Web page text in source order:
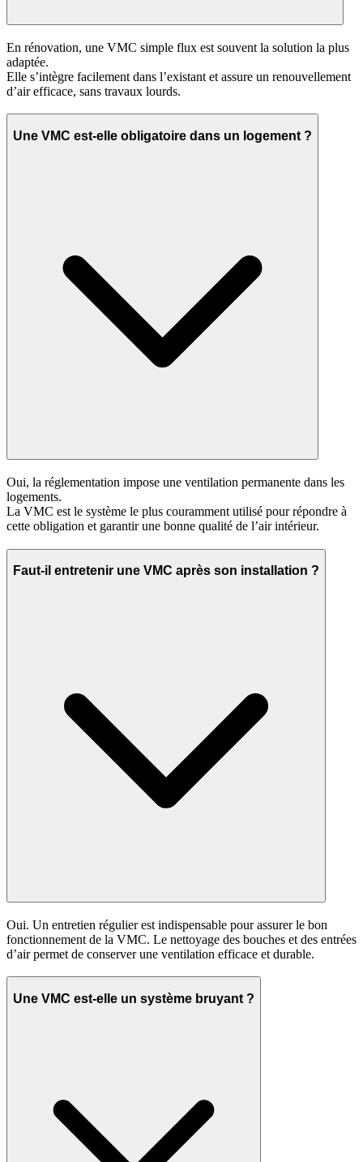
En rénovation, une VMC simple flux est souvent la solution la plus
adaptée.
Elle s’intègre facilement dans l’existant et assure un renouvellement
d’air efficace, sans travaux lourds.
Une VMC est‑elle obligatoire dans un logement ?
Oui, la réglementation impose une ventilation permanente dans les
logements.
La VMC est le système le plus couramment utilisé pour répondre à
cette obligation et garantir une bonne qualité de l’air intérieur.
Faut‑il entretenir une VMC après son installation ?
Oui. Un entretien régulier est indispensable pour assurer le bon
fonctionnement de la VMC. Le nettoyage des bouches et des entrées
d’air permet de conserver une ventilation efficace et durable.
Une VMC est‑elle un système bruyant ?